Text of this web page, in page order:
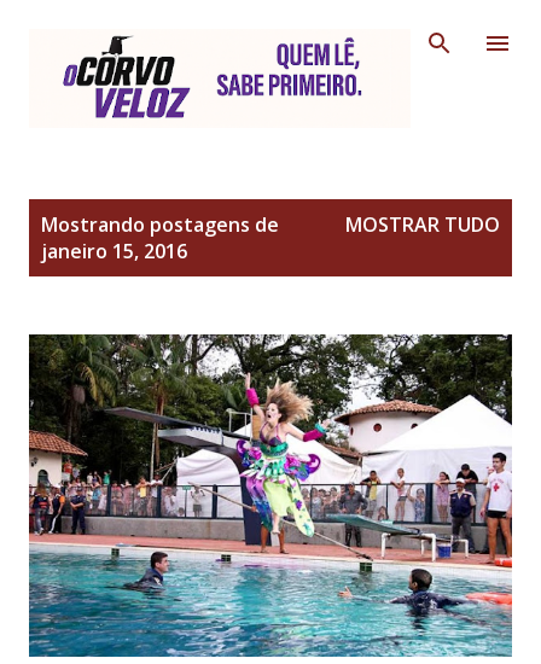
Mostrando postagens de
janeiro 15, 2016
MOSTRAR TUDO